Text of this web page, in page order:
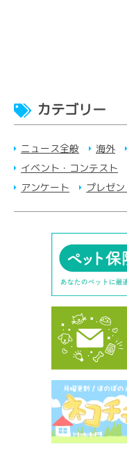
カテゴリー
ニュース全般 海外
イベント・コンテスト
アンケート
プレゼン